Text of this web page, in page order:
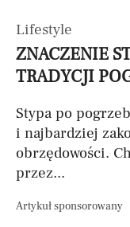
Lifestyle
ZNACZENIE
TRADYCJI
Stypa po
i najbardziej
obrzędowości.
przez...
Artykuł sponsorowany